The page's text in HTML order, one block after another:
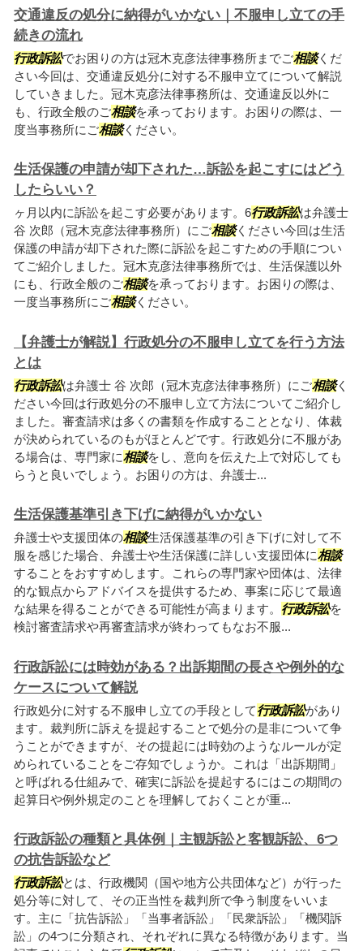
交通違反の処分に納得がいかない｜不服申し立ての手
続きの流れ
行政訴訟でお困りの方は冠木克彦法律事務所までご相談くだ
さい今回は、交通違反処分に対する不服申立てについて解説
していきました。冠木克彦法律事務所は、交通違反以外に
も、行政全般のご相談を承っております。お困りの際は、一
度当事務所にご相談ください。
生活保護の申請が却下された…訴訟を起こすにはどう
したらいい？
ヶ月以内に訴訟を起こす必要があります。6行政訴訟は弁護士
谷 次郎（冠木克彦法律事務所）にご相談ください今回は生活
保護の申請が却下された際に訴訟を起こすための手順につい
てご紹介しました。冠木克彦法律事務所では、生活保護以外
にも、行政全般のご相談を承っております。お困りの際は、
一度当事務所にご相談ください。
【弁護士が解説】行政処分の不服申し立てを行う方法
とは
行政訴訟は弁護士 谷 次郎（冠木克彦法律事務所）にご相談く
ださい今回は行政処分の不服申し立て方法についてご紹介し
ました。審査請求は多くの書類を作成することとなり、体裁
が決められているのもがほとんどです。行政処分に不服があ
る場合は、専門家に相談をし、意向を伝えた上で対応しても
らうと良いでしょう。お困りの方は、弁護士...
生活保護基準引き下げに納得がいかない
弁護士や支援団体の相談生活保護基準の引き下げに対して不
服を感じた場合、弁護士や生活保護に詳しい支援団体に相談
することをおすすめします。これらの専門家や団体は、法律
的な観点からアドバイスを提供するため、事案に応じて最適
な結果を得ることができる可能性が高まります。 行政訴訟を
検討審査請求や再審査請求が終わってもなお不服...
行政訴訟には時効がある？出訴期間の長さや例外的な
ケースについて解説
行政処分に対する不服申し立ての手段として行政訴訟があり
ます。裁判所に訴えを提起することで処分の是非について争
うことができますが、その提起には時効のようなルールが定
められていることをご存知でしょうか。これは「出訴期間」
と呼ばれる仕組みで、確実に訴訟を提起するにはこの期間の
起算日や例外規定のことを理解しておくことが重...
行政訴訟の種類と具体例｜主観訴訟と客観訴訟、6つ
の抗告訴訟など
行政訴訟とは、行政機関（国や地方公共団体など）が行った
処分等に対して、その正当性を裁判所で争う制度をいいま
す。主に「抗告訴訟」「当事者訴訟」「民衆訴訟」「機関訴
訟」の4つに分類され、それぞれに異なる特徴があります。当